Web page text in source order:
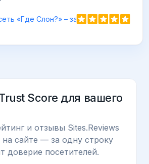
Score для вашего
и отзывы Sites.Reviews
на сайте — за одну строку
доверие посетителей.